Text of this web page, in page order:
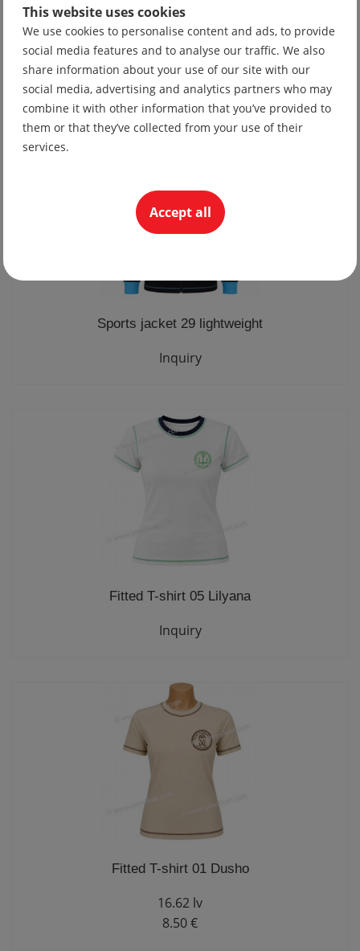
Tie 10
19.56 lv
10.00 €
Sports jacket 29 lightweight
Inquiry
Fitted T-shirt 05 Lilyana
Inquiry
Fitted T-shirt 01 Dusho
16.62 lv
8.50 €
This website uses cookies
We use cookies to personalise content and ads, to provide
social media features and to analyse our traffic. We also
share information about your use of our site with our
social media, advertising and analytics partners who may
combine it with other information that you’ve provided to
them or that they’ve collected from your use of their
services.
Accept all